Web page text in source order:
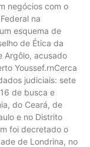
negócios com o
na
esquema de
de Ética da
Argôlo, acusado
Youssef.rnCerca
judiciais: sete
de busca e
do Ceará, de
e no Distrito
foi decretado o
de Londrina, no